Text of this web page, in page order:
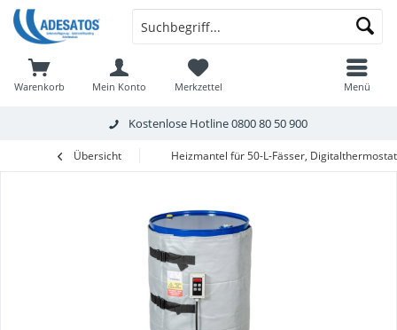
Kostenlose Hotline0800 80 50 900
Warenkorb Merkzettel
Mein Konto Menü
Übersicht Heizmantel für 50-L-Fässer,